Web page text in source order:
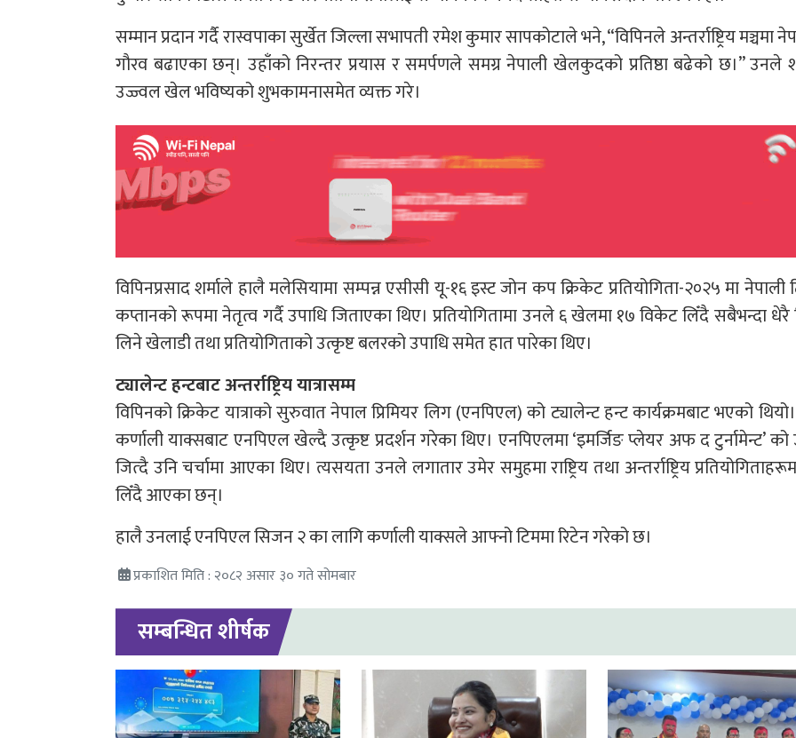
सम्मान प्रदान गर्दै रास्वपाका सुर्खेत जिल्ला सभापती रमेश कुमार सापकोटाले भने, “विपिनले अन्तर्राष्ट्रिय मञ्चमा
गौरव बढाएका छन्। उहाँको निरन्तर प्रयास र समर्पणले समग्र नेपाली खेलकुदको प्रतिष्ठा बढेको छ।” उनले
उज्ज्वल खेल भविष्यको शुभकामनासमेत व्यक्त गरे।
विपिनप्रसाद शर्माले हालै मलेसियामा सम्पन्न एसीसी यू-१६ इस्ट जोन कप क्रिकेट प्रतियोगिता-२०२५ मा नेपाली
कप्तानको रूपमा नेतृत्व गर्दै उपाधि जिताएका थिए। प्रतियोगितामा उनले ६ खेलमा १७ विकेट लिँदै सबैभन्दा
लिने खेलाडी तथा प्रतियोगिताको उत्कृष्ट बलरको उपाधि समेत हात पारेका थिए।
ट्यालेन्ट हन्टबाट अन्तर्राष्ट्रिय यात्रासम्म
विपिनको क्रिकेट यात्राको सुरुवात नेपाल प्रिमियर लिग (एनपिएल) को ट्यालेन्ट हन्ट कार्यक्रमबाट भएको
कर्णाली याक्सबाट एनपिएल खेल्दै उत्कृष्ट प्रदर्शन गरेका थिए। एनपिएलमा ‘इमर्जिङ प्लेयर अफ द टुर्नामेन्ट’ को
जित्दै उनि चर्चामा आएका थिए। त्यसयता उनले लगातार उमेर समुहमा राष्ट्रिय तथा अन्तर्राष्ट्रिय
लिँदै आएका छन्।
हालै उनलाई एनपिएल सिजन २ का लागि कर्णाली याक्सले आफ्नो टिममा रिटेन गरेको छ।
प्रकाशित मिति : २०८२ असार ३० गते सोमबार
सम्बन्धित शीर्षक